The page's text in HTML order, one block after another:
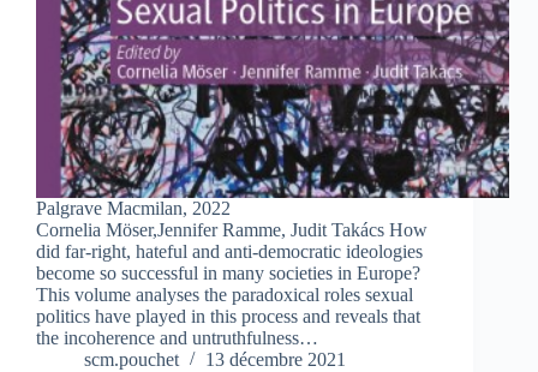
Palgrave Macmilan, 2022
Cornelia Möser,Jennifer Ramme, Judit Takács How
did far-right, hateful and anti-democratic ideologies
become so successful in many societies in Europe?
This volume analyses the paradoxical roles sexual
politics have played in this process and reveals that
the incoherence and untruthfulness…
scm.pouchet
13 décembre 2021